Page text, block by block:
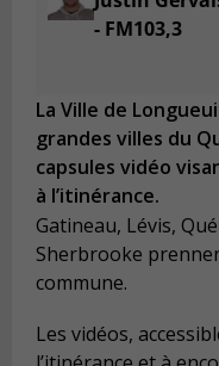
- FM103,3
La Ville de
grandes villes du
capsules vidéo
à l’itinérance.
Gatineau, Lévis,
Sherbrooke
commune.
Les vidéos,